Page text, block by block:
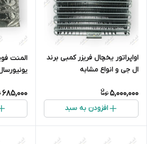
اواپراتور یخچال فریزر کمبی برند
ال جی و انواع مشابه
5,000,000
افزودن به سبد
المنت
685,000